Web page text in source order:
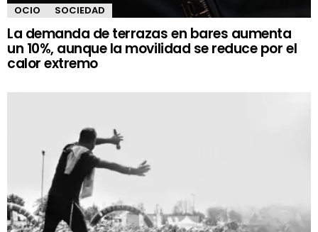
OCIO SOCIEDAD
La demanda de terrazas en bares aumenta
un 10%, aunque la movilidad se reduce por el
calor extremo